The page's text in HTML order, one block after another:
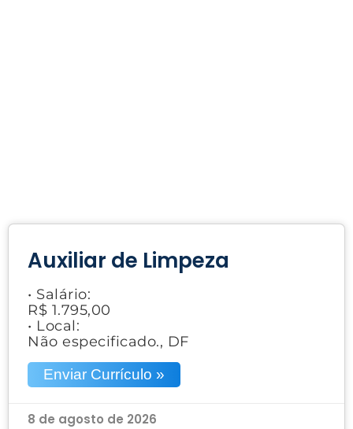
Auxiliar de Limpeza
• Salário:
R$ 1.795,00
• Local:
Não especificado., DF
Enviar Currículo »
8 de agosto de 2026